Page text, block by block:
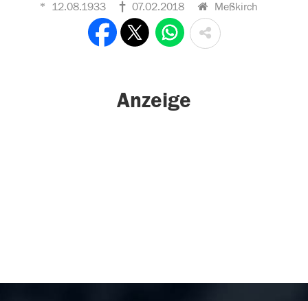
12.08.1933 07.02.2018 Meßkirch
Anzeige